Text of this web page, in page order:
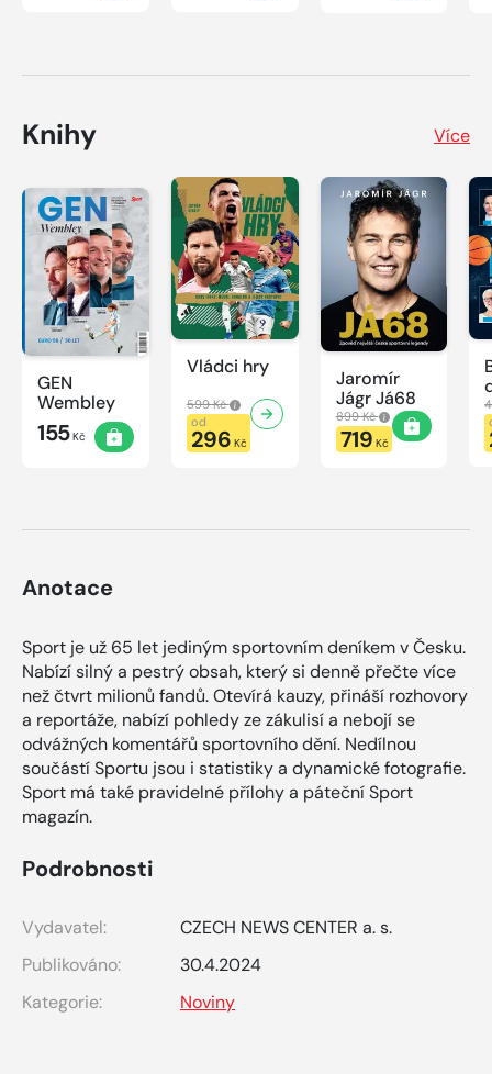
Knihy Více
GEN
Wembley
155Kč
Vládci hry
599 Kč
od
296 Kč
Jaromír
Jágr Já68
899 Kč
719 Kč
Anotace
Sport je už 65 let jediným sportovním deníkem v Česku.
Nabízí silný a pestrý obsah, který si denně přečte více
než čtvrt milionů fandů. Otevírá kauzy, přináší rozhovory
a reportáže, nabízí pohledy ze zákulisí a nebojí se
odvážných komentářů sportovního dění. Nedílnou
součástí Sportu jsou i statistiky a dynamické fotografie.
Sport má také pravidelné přílohy a páteční Sport
magazín.
Podrobnosti
Vydavatel:
CZECH NEWS CENTER a. s.
Publikováno:
30.4.2024
Kategorie:
Noviny